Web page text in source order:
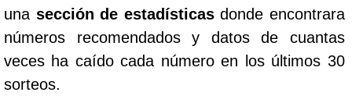
Super Chontico Noche
una sección de estadísticasdonde encontrara
números recomendados y datos de cuantas
veces ha caído cada número en los últimos 30
sorteos.